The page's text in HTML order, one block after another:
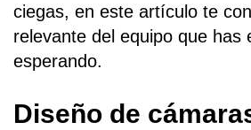
ciegas, en este artículo te
relevante del equipo que has
esperando.
Diseño de